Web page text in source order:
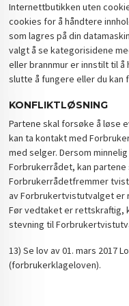
Internettbutikken uten
cookies for å håndtere
som lagres på din
valgt å se kategorisidene
eller brannmur er innstilt til
slutte å fungere eller du kan
KONFLIKTLØSNING
Partene skal forsøke å løse
kan ta kontakt med
med selger. Dersom
Forbrukerrådet, kan
Forbrukerrådetfremmer
av Forbrukertvistutvalget
Før vedtaket er rettskraftig,
stevning til
13) Se lov av 01. mars 2017
(forbrukerklageloven).